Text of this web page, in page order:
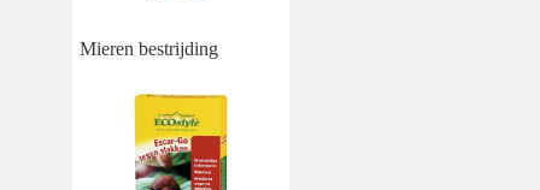
Mieren bestrijding